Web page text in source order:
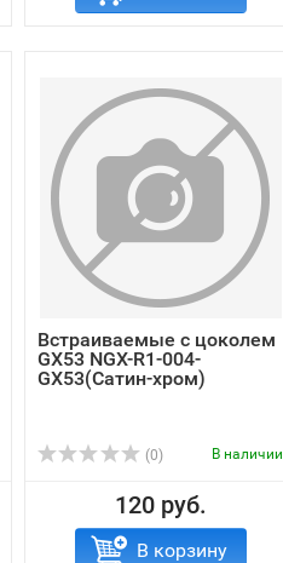
Встраиваемые с цоколем
GX53 NGX-R1-004-
GX53(Сатин-хром)
(0) В наличии
120 руб.
В корзину